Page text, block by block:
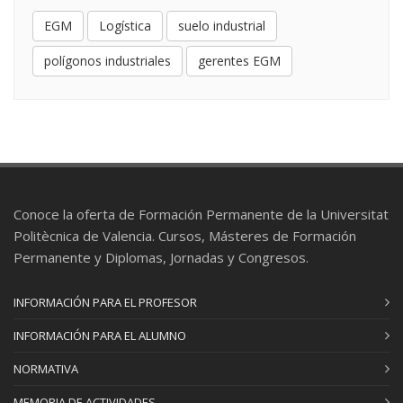
09 GESTIÓN DE SUBVENCIONES Y AYUDAS
PÚBLICAS
1 ECTS
Jorge Joaquín Hervás Más: Profesor/a
Asociado/a
Universidad
11 INSTRUMENTOS DE GESTIÓN DEL SUELO
EGM Logística suelo industrial
polígonos industriales gerentes EGM
Conoce la oferta de Formación Permanente de la Universitat
Politècnica de Valencia. Cursos, Másteres de Formación
Permanente y Diplomas, Jornadas y Congresos.
INFORMACIÓN PARA EL PROFESOR
INFORMACIÓN PARA EL ALUMNO
NORMATIVA